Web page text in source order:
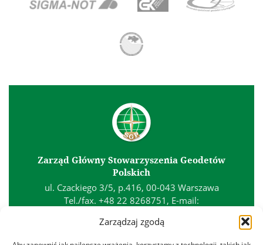
Zarządzaj zgodą
Zarząd Główny Stowarzyszenia Geodetów
Polskich
ul. Czackiego 3/5, p.416, 00-043 Warszawa
Tel./fax. +48 22 8268751, E-mail: